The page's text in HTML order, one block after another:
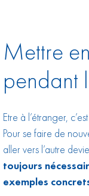
Mettre
pendant
Etre à l’étranger,
Pour se faire de
aller vers l’autre
toujours
exemples